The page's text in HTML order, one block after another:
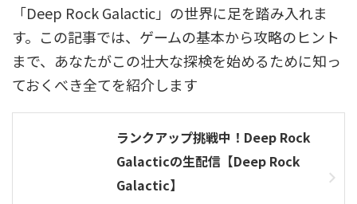
「Deep Rock Galactic」の世界に足を踏み入れま
す。この記事では、ゲームの基本から攻略のヒント
まで、あなたがこの壮大な探検を始めるために知っ
ておくべき全てを紹介します
ランクアップ挑戦中！Deep Rock
Galacticの生配信【Deep Rock
Galactic】